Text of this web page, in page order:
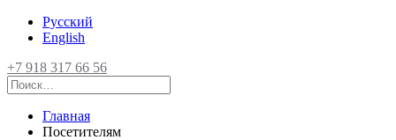
Русский
English
+7 918 317 66 56
Главная
Посетителям